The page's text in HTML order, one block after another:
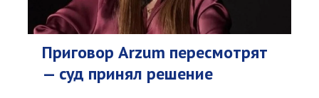
Приговор Arzum пересмотрят
— суд принял решение